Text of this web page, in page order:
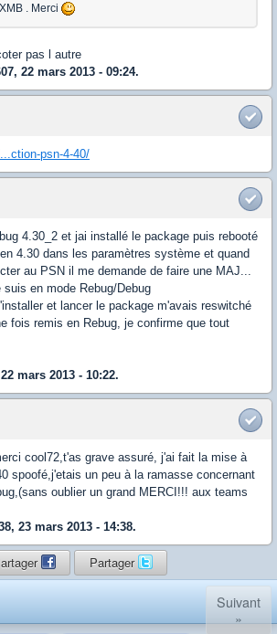
. Merci
pas l autre
22 mars 2013 - 09:24.
psn-4-40/
4.30_2 et jai installé le package puis rebooté
4.30 dans les paramètres système et quand
au PSN il me demande de faire une MAJ...
en mode Rebug/Debug
et lancer le package m'avais reswitché
fois remis en Rebug, je confirme que tout
mars 2013 - 10:22.
cool72,t'as grave assuré, j'ai fait la mise à
spoofé,j'etais un peu à la ramasse concernant
oublier un grand MERCI!!! aux teams
23 mars 2013 - 14:38.
Partager
Suivant
»